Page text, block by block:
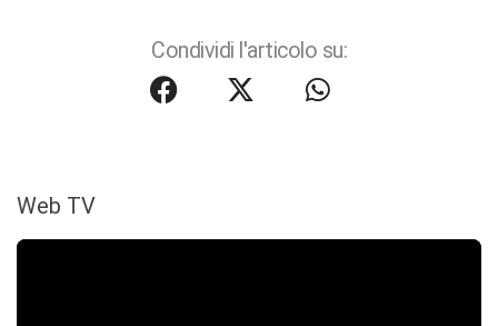
Condividi l'articolo su:
Web TV